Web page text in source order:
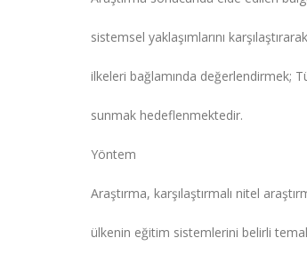
sistemsel yaklaşımlarını
ilkeleri bağlamında değerlendirmek;
sunmak hedeflenmektedir.
Yöntem
Araştırma, karşılaştırmalı nitel
ülkenin eğitim sistemlerini belirli